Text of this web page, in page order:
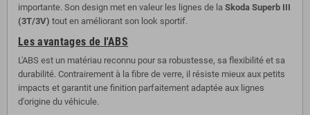
importante. Son design met en valeur les lignes de la Skoda Superb III
(3T/3V) tout en améliorant son look sportif.
Les avantages de l'ABS
L'ABS est un matériau reconnu pour sa robustesse, sa flexibilité et sa
durabilité. Contrairement à la fibre de verre, il résiste mieux aux petits
impacts et garantit une finition parfaitement adaptée aux lignes
d'origine du véhicule.